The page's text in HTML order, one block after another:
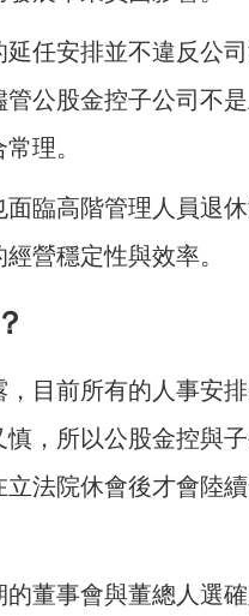
任安排並不違反公
公股金控子公司不
理。
臨高階管理人員退
營穩定性與效率。
目前所有的人事安
，所以公股金控與
法院休會後才會陸
董事會與董總人選